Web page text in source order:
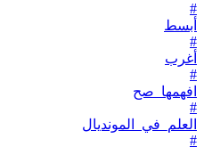
#
أبسط
#
أغرب
#
افهمها_صح
#
العلم_في_المونديال
#